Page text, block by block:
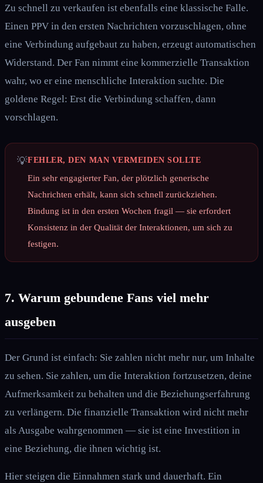
Zu schnell zu verkaufen ist ebenfalls eine klassische Falle.
Einen PPV in den ersten Nachrichten vorzuschlagen, ohne
eine Verbindung aufgebaut zu haben, erzeugt automatischen
Widerstand. Der Fan nimmt eine kommerzielle Transaktion
wahr, wo er eine menschliche Interaktion suchte. Die
goldene Regel: Erst die Verbindung schaffen, dann
vorschlagen.
💡FEHLER, DEN MAN VERMEIDEN SOLLTE
Ein sehr engagierter Fan, der plötzlich generische
Nachrichten erhält, kann sich schnell zurückziehen.
Bindung ist in den ersten Wochen fragil — sie erfordert
Konsistenz in der Qualität der Interaktionen, um sich zu
festigen.
7. Warum gebundene Fans viel mehr
ausgeben
Der Grund ist einfach: Sie zahlen nicht mehr nur, um Inhalte
zu sehen. Sie zahlen, um die Interaktion fortzusetzen, deine
Aufmerksamkeit zu behalten und die Beziehungserfahrung
zu verlängern. Die finanzielle Transaktion wird nicht mehr
als Ausgabe wahrgenommen — sie ist eine Investition in
eine Beziehung, die ihnen wichtig ist.
Hier steigen die Einnahmen stark und dauerhaft. Ein